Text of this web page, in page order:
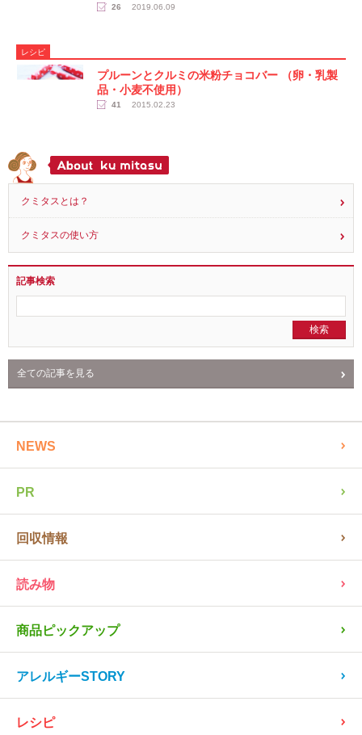
26 2019.06.09
レシピ
プルーンとクルミの米粉チョコバー （卵・乳製
品・小麦不使用）
41 2015.02.23
クミタスとは？
クミタスの使い方
記事検索
全ての記事を見る
NEWS
PR
回収情報
読み物
商品ピックアップ
アレルギーSTORY
レシピ